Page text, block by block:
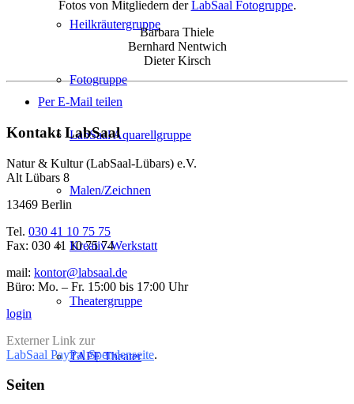
Heilkräutergruppe
Fotogruppe
LabSaal Aquarellgruppe
Malen/Zeichnen
Kreativ-Werkstatt
Theatergruppe
TAFF Theater
Fotos von Mitgliedern derLabSaal Fotogruppe.
Barbara Thiele
Bernhard Nentwich
Dieter Kirsch
Per E-Mail teilen
Kontakt LabSaal
Natur & Kultur (LabSaal-Lübars) e.V.
Alt Lübars 8
13469 Berlin
Tel. 030 41 10 75 75
Fax: 030 41 10 75 74
mail: kontor@labsaal.de
Büro: Mo. – Fr. 15:00 bis 17:00 Uhr
login
Externer Link zur
LabSaal PayPal Spendenseite.
Seiten